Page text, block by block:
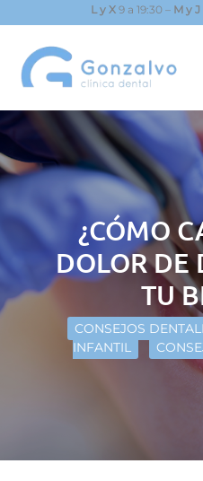
contenido
L y X9 a 19:30 – M y J
¿CÓMO
DOLOR DE
TU
CONSEJOS
INFANTIL